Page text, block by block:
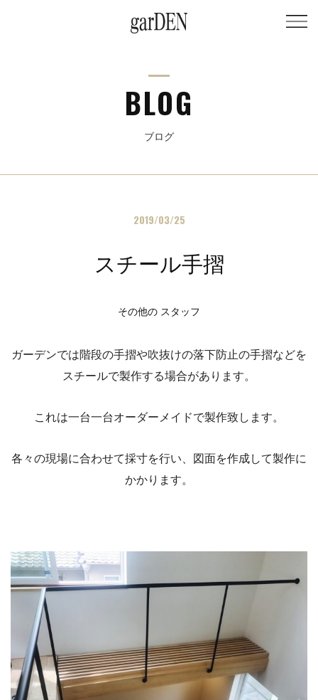
BLOG
ブログ
2019/03/25
スチール手摺
その他の スタッフ
ガーデンでは階段の手摺や吹抜けの落下防止の手摺などを
スチールで製作する場合があります。
これは一台一台オーダーメイドで製作致します。
各々の現場に合わせて採寸を行い、図面を作成して製作に
かかります。